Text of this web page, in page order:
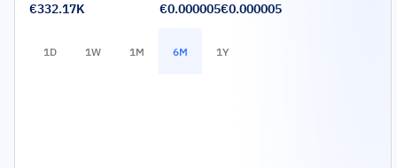
€332.17K €0.000005€0.000005
1D 1W 1M 6M 1Y